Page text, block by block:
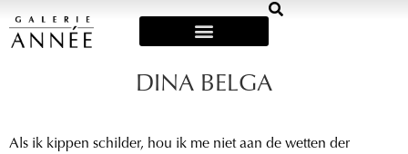
DINA BELGA
Als ik kippen schilder, hou ik me niet aan de wetten der